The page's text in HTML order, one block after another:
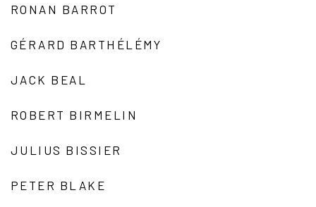
RONAN BARROT
GÉRARD BARTHÉLÉMY
JACK BEAL
ROBERT BIRMELIN
JULIUS BISSIER
PETER BLAKE